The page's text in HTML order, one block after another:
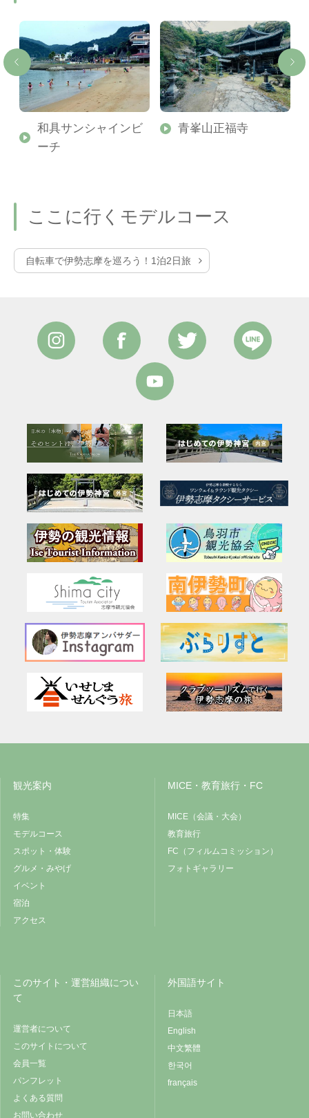
和具サンシャインビ
ーチ
青峯山正福寺
ここに行くモデルコース
自転車で伊勢志摩を巡ろう！1泊2日旅
観光案内
特集
モデルコース
スポット・体験
グルメ・みやげ
イベント
宿泊
アクセス
MICE・教育旅行・FC
MICE（会議・大会）
教育旅行
FC（フィルムコミッション）
フォトギャラリー
このサイト・運営組織につい
て
運営者について
このサイトについて
会員一覧
パンフレット
よくある質問
お問い合わせ
外国語サイト
日本語
English
中文繁體
한국어
français